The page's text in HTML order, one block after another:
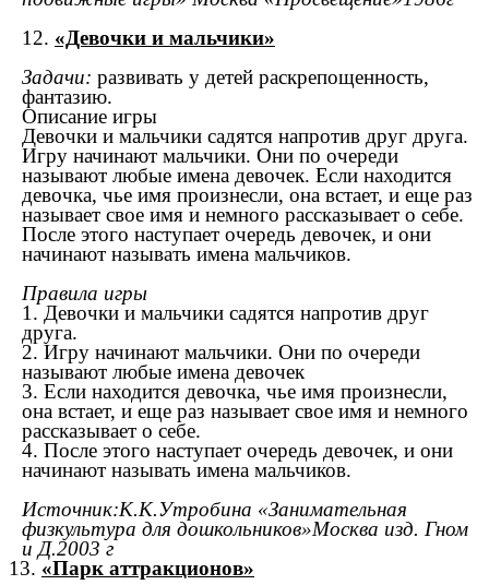
12. «Девочки и мальчики»
Задачи: развивать у детей раскрепощенность,
фантазию.
Описание игры
Девочки и мальчики садятся напротив друг друга.
Игру начинают мальчики. Они по очереди
называют любые имена девочек. Если находится
девочка, чье имя произнесли, она встает, и еще раз
называет свое имя и немного рассказывает о себе.
После этого наступает очередь девочек, и они
начинают называть имена мальчиков.
Правила игры
1. Девочки и мальчики садятся напротив друг
друга.
2. Игру начинают мальчики. Они по очереди
называют любые имена девочек
3. Если находится девочка, чье имя произнесли,
она встает, и еще раз называет свое имя и немного
рассказывает о себе.
4. После этого наступает очередь девочек, и они
начинают называть имена мальчиков.
Источник:К.К.Утробина «Занимательная
физкультура для дошкольников»Москва изд. Гном
и Д.2003 г
13. «Парк аттракционов»